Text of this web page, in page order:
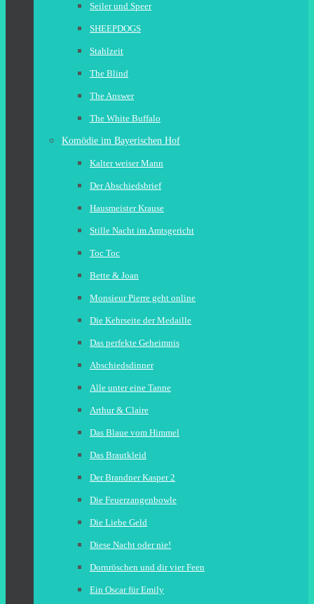
Seiler und Speer
SHEEPDOGS
Stahlzeit
The Blind
The Answer
The White Buffalo
Komödie im Bayerischen Hof
Kalter weiser Mann
Der Abschiedsbrief
Hausmeister Krause
Stille Nacht im Amtsgericht
Toc Toc
Bette & Joan
Monsieur Pierre geht online
Die Kehrseite der Medaille
Das perfekte Geheimnis
Abschiedsdinner
Alle unter eine Tanne
Arthur & Claire
Das Blaue vom Himmel
Das Brautkleid
Der Brandner Kasper 2
Die Feuerzangenbowle
Die Liebe Geld
Diese Nacht oder nie!
Dornröschen und dir vier Feen
Ein Oscar für Emily